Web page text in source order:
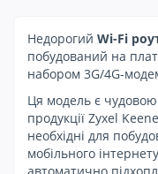
Недорогий Wi-Fi
побудований на
набором 3G/4G-
Ця модель є
продукції Zyxel
необхідні для
мобільного